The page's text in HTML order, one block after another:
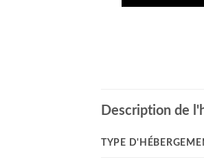
Description de
TYPE